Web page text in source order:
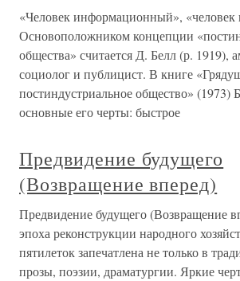
«Человек информационный»,
Основоположником концепции
общества» считается Д. Белл (р. 1919),
социолог и публицист. В книге
постиндустриальное общество» (1973)
основные его черты: быстрое
Предвидение будущего
(Возвращение вперед)
Предвидение будущего (Возвращение
эпоха реконструкции народного
пятилеток запечатлена не только в
прозы, поэзии, драматургии. Яркие